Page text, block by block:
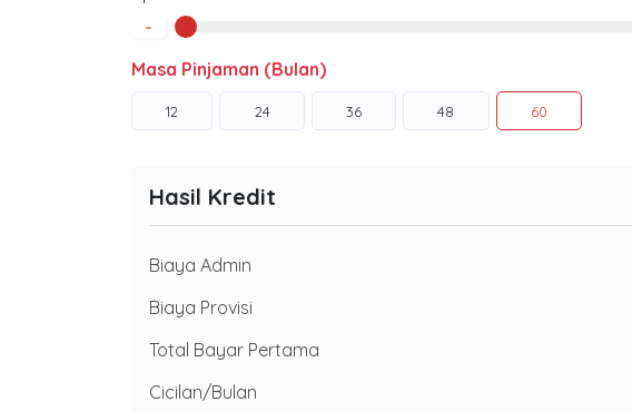
-
Masa Pinjaman (Bulan)
12 24 36 48 60
Hasil Kredit
Biaya Admin
Biaya Provisi
Total Bayar Pertama
Cicilan/Bulan